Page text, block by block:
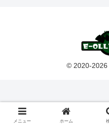
© 2020-2026
メニュー ホーム